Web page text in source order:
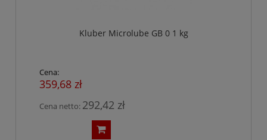
Kluber Microlube GB 0 1 kg
Cena:
359,68 zł
Cena netto: 292,42 zł